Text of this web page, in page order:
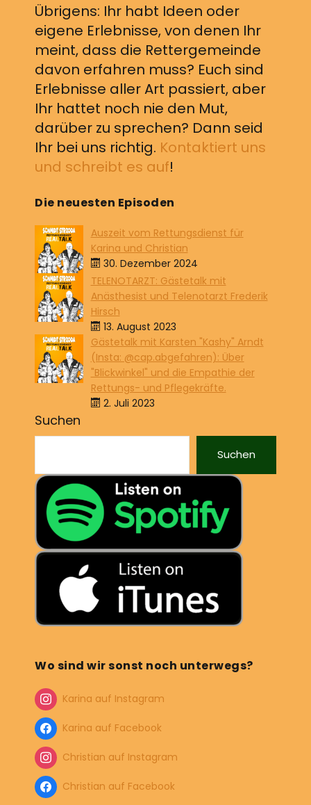
Übrigens: Ihr habt Ideen oder
eigene Erlebnisse, von denen Ihr
meint, dass die Rettergemeinde
davon erfahren muss? Euch sind
Erlebnisse aller Art passiert, aber
Ihr hattet noch nie den Mut,
darüber zu sprechen? Dann seid
Ihr bei uns richtig. Kontaktiert uns
und schreibt es auf!
Die neuesten Episoden
Auszeit vom Rettungsdienst für
Karina und Christian
30. Dezember 2024
TELENOTARZT: Gästetalk mit
Anästhesist und Telenotarzt Frederik
Hirsch
13. August 2023
Gästetalk mit Karsten "Kashy" Arndt
(Insta: @cap.abgefahren): Über
"Blickwinkel" und die Empathie der
Rettungs- und Pflegekräfte.
2. Juli 2023
Suchen
Suchen
Wo sind wir sonst noch unterwegs?
Karina auf Instagram
Karina auf Facebook
Christian auf Instagram
Christian auf Facebook